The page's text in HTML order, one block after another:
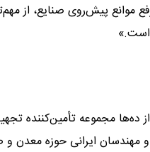
موانع پیش‌روی صنایع، از
مجموعه تأمین‌کننده
ایرانی حوزه معدن